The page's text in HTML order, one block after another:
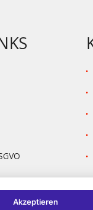
Akzeptieren